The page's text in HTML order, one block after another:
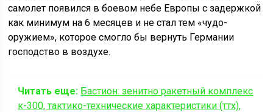
самолет появился в боевом небе Европы с задержкой
как минимум на 6 месяцев и не стал тем «чудо-
оружием», которое смогло бы вернуть Германии
господство в воздухе.
Читать еще: Бастион: зенитно ракетный комплекс
к-300, тактико-технические характеристики (ттх),